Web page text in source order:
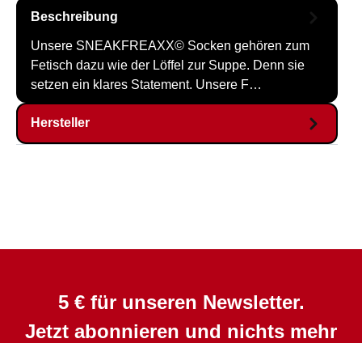
Beschreibung
Unsere SNEAKFREAXX© Socken gehören zum
Fetisch dazu wie der Löffel zur Suppe. Denn sie
setzen ein klares Statement. Unsere F…
Hersteller
5 € für unseren Newsletter.
Jetzt abonnieren und nichts mehr